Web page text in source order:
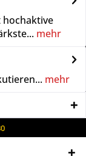
hochaktive
mehr
mehr